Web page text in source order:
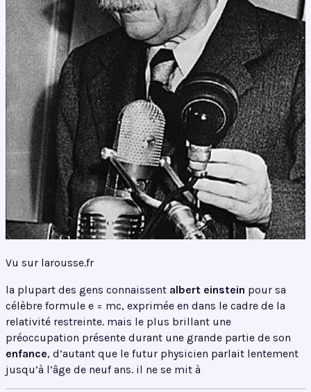
Vu sur larousse.fr
la plupart des gens connaissent albert einstein pour sa
célèbre formule e = mc, exprimée en dans le cadre de la
relativité restreinte. mais le plus brillant une
préoccupation présente durant une grande partie de son
enfance, d’autant que le futur physicien parlait lentement
jusqu’à l’âge de neuf ans. il ne se mit à